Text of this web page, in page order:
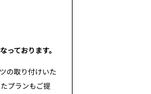
っております。
の取り付けいた
プランもご提